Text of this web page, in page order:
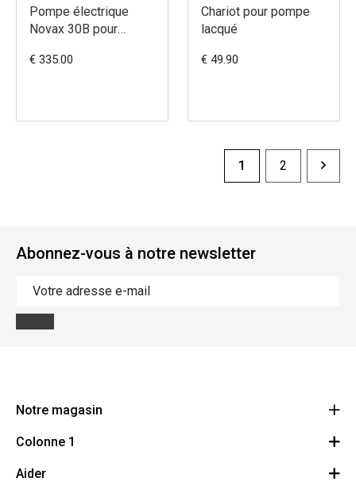
Pompe électrique
Novax 30B pour
€ 335.00
Chariot pour pompe
lacqué
€ 49.90
1 2
Abonnez-vous à notre newsletter
Notre magasin
bouchonsleclercq
Avenue de L'Espérance 6220 Fleurus - Lambusart
Colonne 1
Droit de révocation
Aider